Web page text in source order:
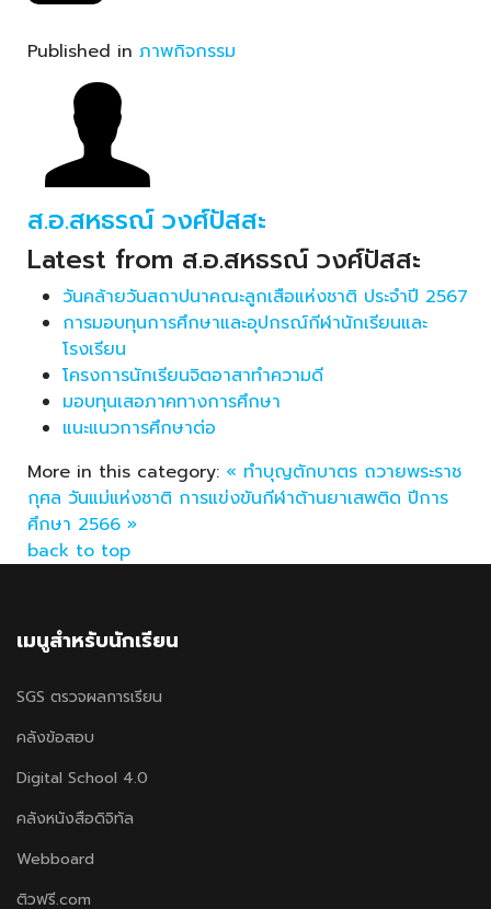
Published in ภาพกิจกรรม
ส.อ.สหธรณ์ วงศ์ปัสสะ
Latest from ส.อ.สหธรณ์ วงศ์ปัสสะ
วันคล้ายวันสถาปนาคณะลูกเสือแห่งชาติ ประจำปี 2567
การมอบทุนการศึกษาและอุปกรณ์กีฬานักเรียนและ
โรงเรียน
โครงการนักเรียนจิตอาสาทำความดี
มอบทุนเสอภาคทางการศึกษา
แนะแนวการศึกษาต่อ
More in this category: « ทำบุญตักบาตร ถวายพระราช
กุศล วันแม่แห่งชาติ การแข่งขันกีฬาต้านยาเสพติด ปีการ
ศึกษา 2566 »
back to top
เมนูสำหรับนักเรียน
SGS ตรวจผลการเรียน
คลังข้อสอบ
Digital School 4.0
คลังหนังสือดิจิทัล
Webboard
ติวฟรี.com